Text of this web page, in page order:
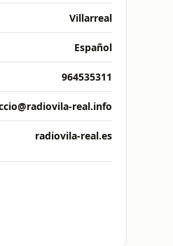
Villarreal
Español
964535311
real.info
radiovila-real.es